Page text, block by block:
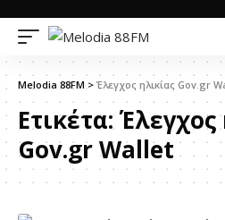
Melodia 88FM >Έλεγχος ηλικίας Gov.gr
Ετικέτα:Έλεγχος
Gov.gr Wallet